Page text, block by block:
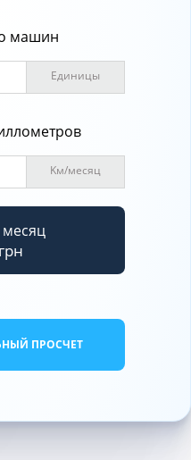
машин
Единицы
Kм/месяц
грн
ПРОСЧЕТ